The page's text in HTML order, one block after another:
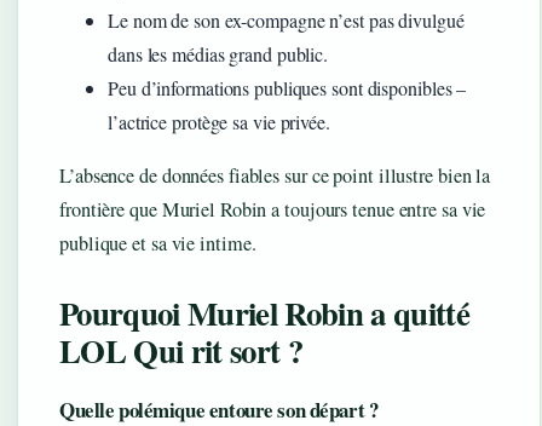
Le nom de son ex-compagne n’est pas divulgué
dans les médias grand public.
Peu d’informations publiques sont disponibles –
l’actrice protège sa vie privée.
L’absence de données fiables sur ce point illustre bien la
frontière que Muriel Robin a toujours tenue entre sa vie
publique et sa vie intime.
Pourquoi Muriel Robin a quitté
LOL Qui rit sort ?
Quelle polémique entoure son départ ?